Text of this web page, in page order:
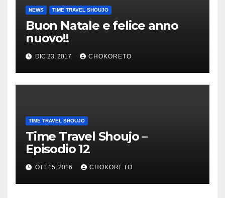
NEWS TIME TRAVEL SHOUJO
Buon Natale e felice anno
nuovo!!
DIC 23, 2017 CHOKORETO
TIME TRAVEL SHOUJO
Time Travel Shoujo –
Episodio 12
OTT 15, 2016 CHOKORETO